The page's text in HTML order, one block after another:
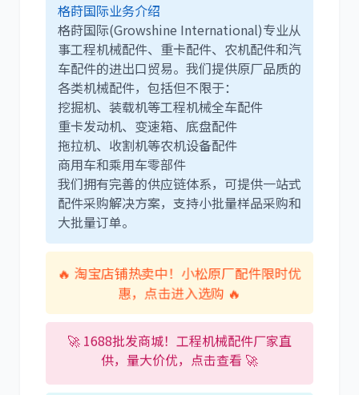
格莳国际业务介绍
格莳国际(Growshine International)专业从
事工程机械配件、重卡配件、农机配件和汽
车配件的进出口贸易。我们提供原厂品质的
各类机械配件，包括但不限于：
挖掘机、装载机等工程机械全车配件
重卡发动机、变速箱、底盘配件
拖拉机、收割机等农机设备配件
商用车和乘用车零部件
我们拥有完善的供应链体系，可提供一站式
配件采购解决方案，支持小批量样品采购和
大批量订单。
🔥 淘宝店铺热卖中！小松原厂配件限时优
惠，点击进入选购 🔥
🚀 1688批发商城！工程机械配件厂家直
供，量大价优，点击查看 🚀